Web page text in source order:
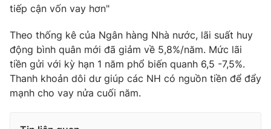
Thị trường 24h
VTV4 Vươn mình bằng AI
VTV9 VTV8
Liên hệ tòa soạn
tiếp cận vốn vay hơn"
Theo thống kê của Ngân hàng Nhà nước, lãi suất huy
động bình quân mới đã giảm về 5,8%/năm. Mức lãi
tiền gửi với kỳ hạn 1 năm phổ biến quanh 6,5 -7,5%.
Thanh khoản dôi dư giúp các NH có nguồn tiền để đẩy
mạnh cho vay nửa cuối năm.